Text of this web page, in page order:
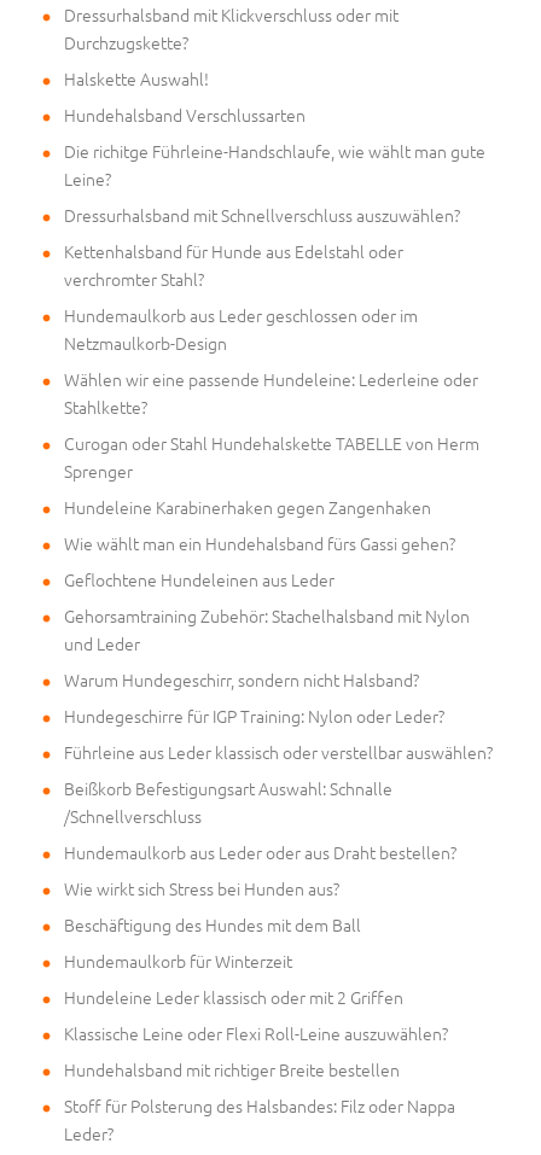
Dressurhalsband mit Klickverschluss oder mit
Durchzugskette?
Halskette Auswahl!
Hundehalsband Verschlussarten
Die richitge Führleine-Handschlaufe, wie wählt man gute
Leine?
Dressurhalsband mit Schnellverschluss auszuwählen?
Kettenhalsband für Hunde aus Edelstahl oder
verchromter Stahl?
Hundemaulkorb aus Leder geschlossen oder im
Netzmaulkorb-Design
Wählen wir eine passende Hundeleine: Lederleine oder
Stahlkette?
Curogan oder Stahl Hundehalskette TABELLE von Herm
Sprenger
Hundeleine Karabinerhaken gegen Zangenhaken
Wie wählt man ein Hundehalsband fürs Gassi gehen?
Geflochtene Hundeleinen aus Leder
Gehorsamtraining Zubehör: Stachelhalsband mit Nylon
und Leder
Warum Hundegeschirr, sondern nicht Halsband?
Hundegeschirre für IGP Training: Nylon oder Leder?
Führleine aus Leder klassisch oder verstellbar auswählen?
Beißkorb Befestigungsart Auswahl: Schnalle
/Schnellverschluss
Hundemaulkorb aus Leder oder aus Draht bestellen?
Wie wirkt sich Stress bei Hunden aus?
Beschäftigung des Hundes mit dem Ball
Hundemaulkorb für Winterzeit
Hundeleine Leder klassisch oder mit 2 Griffen
Klassische Leine oder Flexi Roll-Leine auszuwählen?
Hundehalsband mit richtiger Breite bestellen
Stoff für Polsterung des Halsbandes: Filz oder Nappa
Leder?